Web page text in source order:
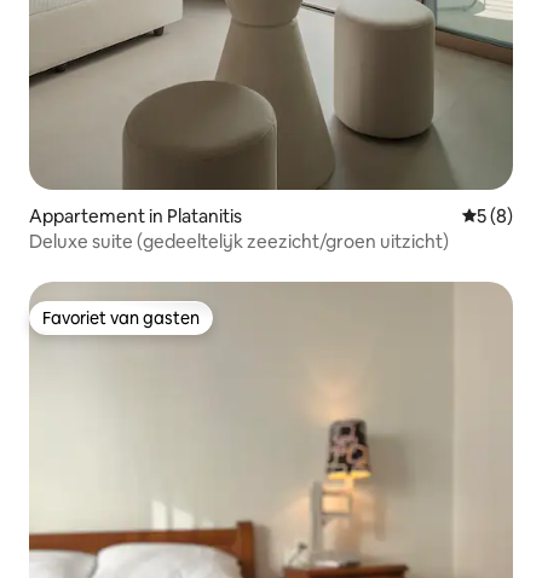
Appartement in Platanitis
5 (8)
Deluxe suite (gedeeltelijk zeezicht/groen uitzicht)
Favoriet van gasten
Favoriet van gasten